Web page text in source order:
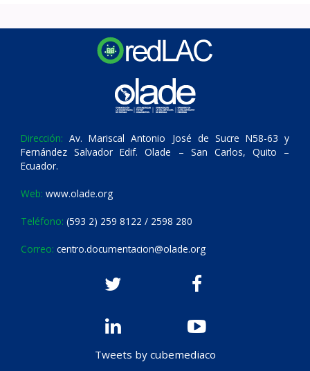
Dirección: Av. Mariscal Antonio José de Sucre N58-63 y
Fernández Salvador Edif. Olade – San Carlos, Quito –
Ecuador.
Web: www.olade.org
Teléfono: (593 2) 259 8122 / 2598 280
Correo: centro.documentacion@olade.org
Tweets by cubemediaco